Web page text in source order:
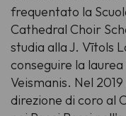
frequentato la
Cathedral Choir
studia alla J. Vītols
conseguire la
Veismanis. Nel
direzione di coro al